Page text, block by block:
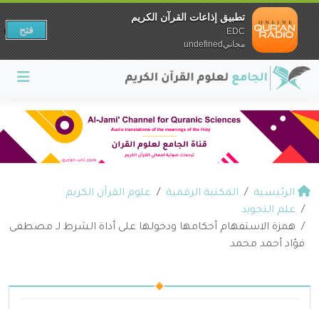
الرئيسية المكتبة الرقمية
علوم القرآن الكريم
علم التجويد
همزة الاستفهام أحكامها ودخولها على أداة الشرط لـ مصطفى
فؤاد أحمد محمد
تطبيق إذاعات القرآن الكريم
EDC
مجانيundefined
فتح